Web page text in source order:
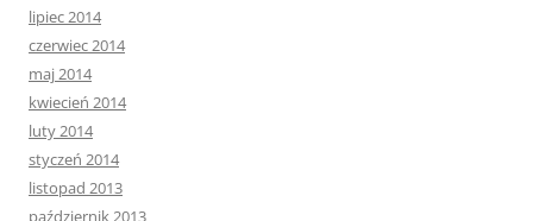
lipiec 2014
czerwiec 2014
maj 2014
kwiecień 2014
luty 2014
styczeń 2014
listopad 2013
październik 2013